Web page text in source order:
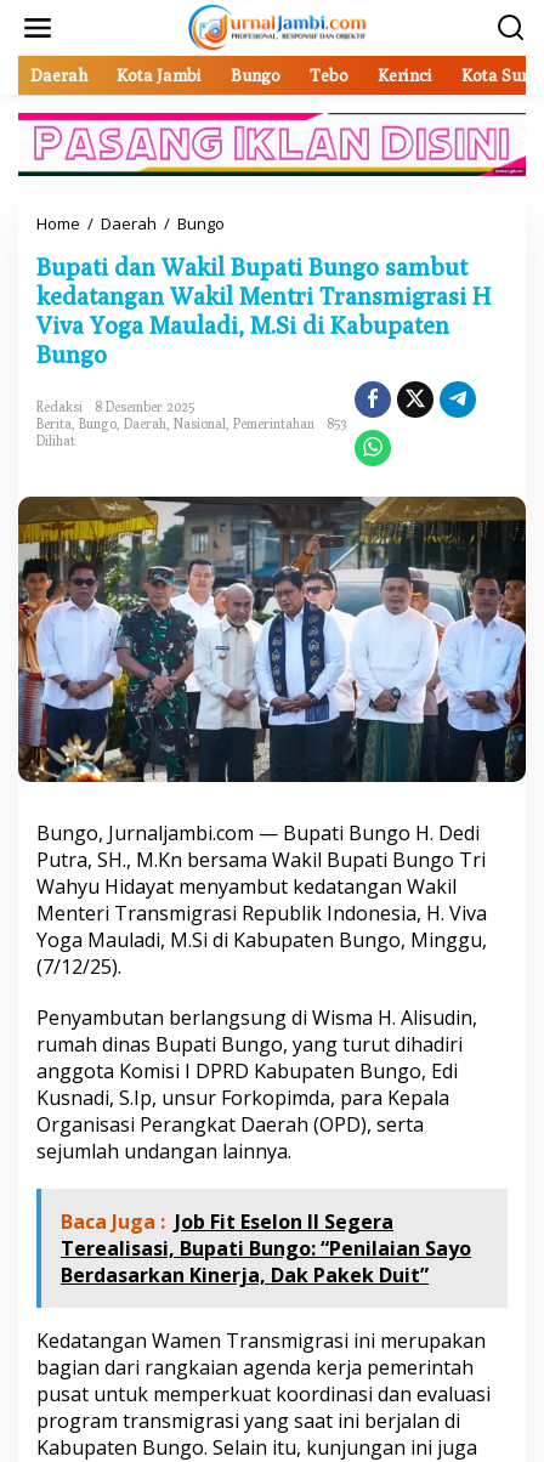
Daerah Kota Jambi Bungo Tebo Kerinci Kota
Home / Daerah / Bungo
p
a
t
i
W
l
B
u
p
a
t
i
B
u
n
g
s
b
u
t
k
e
d
a
n
g
a
n
W
a
k
M
e
n
i
T
r
a
n
s
Bupati dan Wakil Bupati Bungo sambut
kedatangan Wakil Mentri Transmigrasi H
Viva Yoga Mauladi, M.Si di Kabupaten
Bungo
Redaksi
8 Desember 2025
Berita Bungo Daerah Nasional Pemerintahan
853
Dilihat
Bungo, Jurnaljambi.com — Bupati Bungo H. Dedi
Putra, SH., M.Kn bersama Wakil Bupati Bungo Tri
Wahyu Hidayat menyambut kedatangan Wakil
Menteri Transmigrasi Republik Indonesia, H. Viva
Yoga Mauladi, M.Si di Kabupaten Bungo, Minggu,
(7/12/25).
Penyambutan berlangsung di Wisma H. Alisudin,
rumah dinas Bupati Bungo, yang turut dihadiri
anggota Komisi I DPRD Kabupaten Bungo, Edi
Kusnadi, S.Ip, unsur Forkopimda, para Kepala
Organisasi Perangkat Daerah (OPD), serta
sejumlah undangan lainnya.
Baca Juga : Job Fit Eselon II Segera
Terealisasi, Bupati Bungo: “Penilaian Sayo
Berdasarkan Kinerja, Dak Pakek Duit”
Kedatangan Wamen Transmigrasi ini merupakan
bagian dari rangkaian agenda kerja pemerintah
pusat untuk memperkuat koordinasi dan evaluasi
program transmigrasi yang saat ini berjalan di
Kabupaten Bungo. Selain itu, kunjungan ini juga